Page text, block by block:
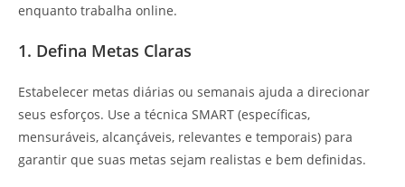
enquanto trabalha online.
1. Defina Metas Claras
Estabelecer metas diárias ou semanais ajuda a direcionar
seus esforços. Use a técnica SMART (específicas,
mensuráveis, alcançáveis, relevantes e temporais) para
garantir que suas metas sejam realistas e bem definidas.